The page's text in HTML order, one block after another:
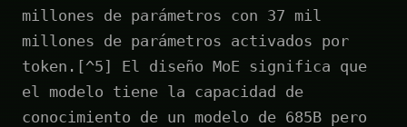
millones de parámetros con 37 mil
millones de parámetros activados por
token.[^5] El diseño MoE significa que
el modelo tiene la capacidad de
conocimiento de un modelo de 685B pero